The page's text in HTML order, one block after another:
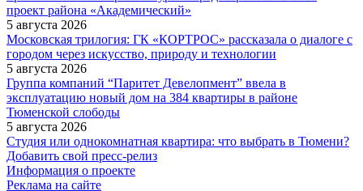
проект района «Академический»
5 августа 2026
Московская трилогия: ГК «КОРТРОС» рассказала о диалоге с
городом через искусство, природу и технологии
5 августа 2026
Группа компаний “Паритет Девелопмент” ввела в
эксплуатацию новый дом на 384 квартиры в районе
Тюменской слободы
5 августа 2026
Студия или однокомнатная квартира: что выбрать в Тюмени?
Добавить свой пресс-релиз
Информация о проекте
Реклама на сайте